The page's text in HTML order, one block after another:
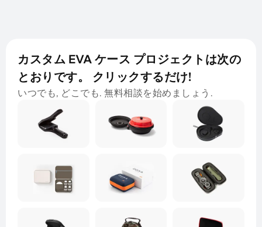
カスタム EVA ケース プロジェクトは次の
とおりです。 クリックするだけ!
いつでも, どこでも. 無料相談を始めましょう.